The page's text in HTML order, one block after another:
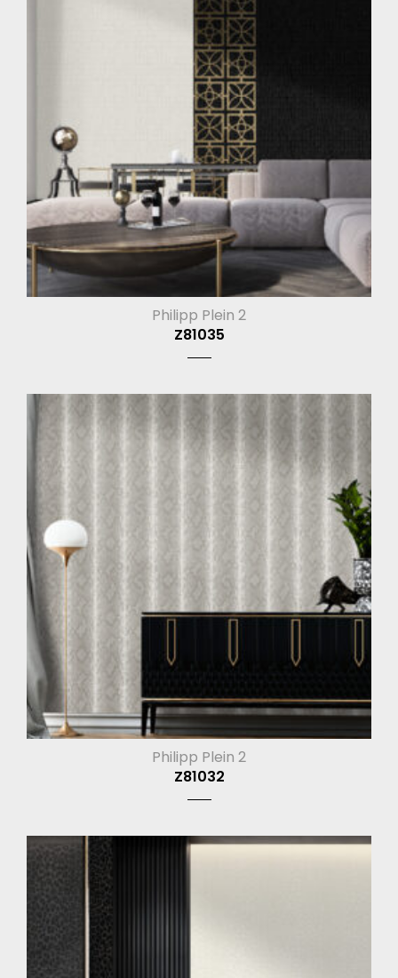
Philipp Plein 2
Z81035
Philipp Plein 2
Z81032